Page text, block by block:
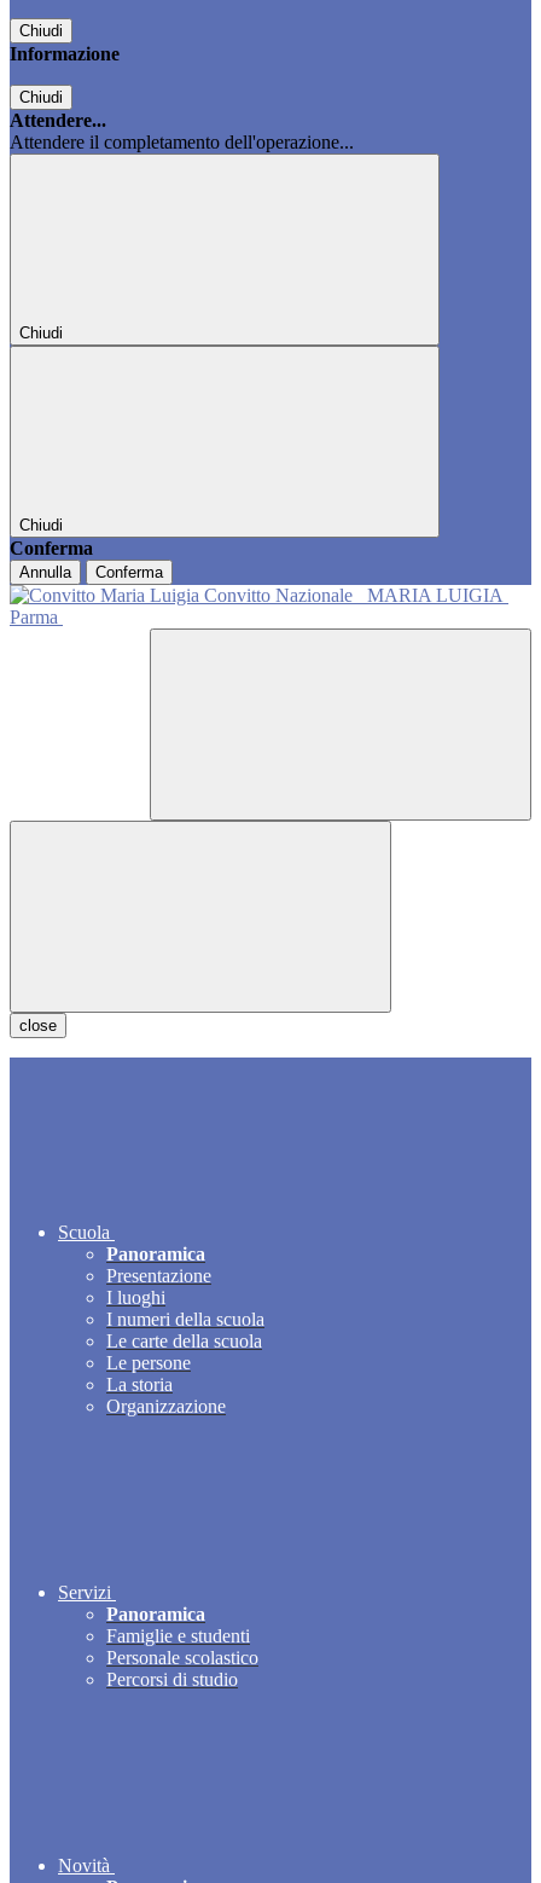
Chiudi
Informazione
Chiudi
Attendere...
Attendere il completamento dell'operazione...
Chiudi
Chiudi
Conferma
Annulla Conferma
Convitto Nazionale
MARIA LUIGIA
Parma
close
Scuola
Panoramica
Presentazione
I luoghi
I numeri della scuola
Le carte della scuola
Le persone
La storia
Organizzazione
Servizi
Panoramica
Famiglie e studenti
Personale scolastico
Percorsi di studio
Novità